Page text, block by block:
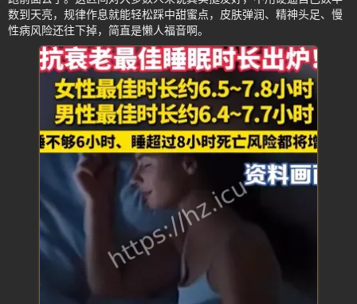
数到天亮，规律作息就能轻松踩中甜蜜点，皮肤弹润、精神头足、慢
性病风险还往下掉，简直是懒人福音啊。